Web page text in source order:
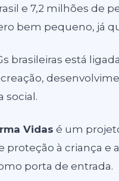
e 7,2 milhões de
bem pequeno, já
brasileiras está
social.
Vidas é um
proteção à criança
porta de entrada.